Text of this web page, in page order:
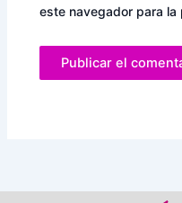
este navegador para la